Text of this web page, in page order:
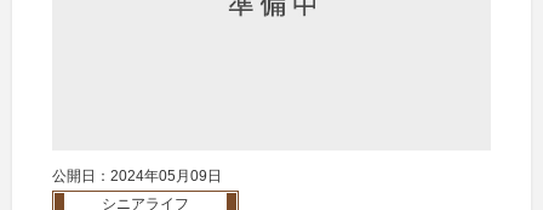
公開日：2024年05月09日
シニアライフ